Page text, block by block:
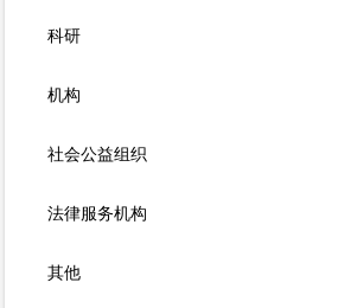
科研
机构
社会公益组织
法律服务机构
其他